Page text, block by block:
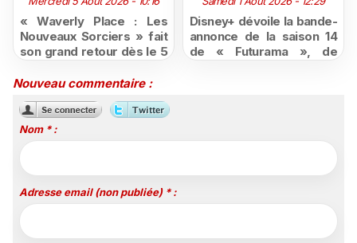
« Waverly Place : Les
Nouveaux Sorciers » fait
son grand retour dès le 5
26 octobre sur Disney
Disney+ dévoile la bande-
annonce de la saison 14
de « Futurama », de
Nouveau commentaire :
Nom * :
Adresse email (non publiée) * :